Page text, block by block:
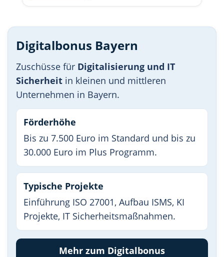
Digitalbonus Bayern
Zuschüsse für Digitalisierung und IT
Sicherheit in kleinen und mittleren
Unternehmen in Bayern.
Förderhöhe
Bis zu 7.500 Euro im Standard und bis zu
30.000 Euro im Plus Programm.
Typische Projekte
Einführung ISO 27001, Aufbau ISMS, KI
Projekte, IT Sicherheitsmaßnahmen.
Mehr zum Digitalbonus